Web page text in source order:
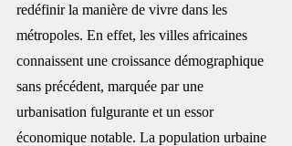
redéfinir la manière de vivre dans les
métropoles. En effet, les villes africaines
connaissent une croissance démographique
sans précédent, marquée par une
urbanisation fulgurante et un essor
économique notable. La population urbaine